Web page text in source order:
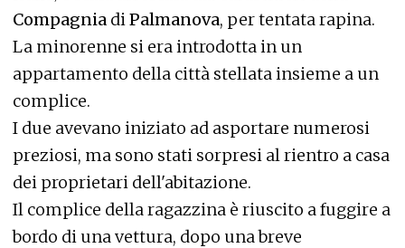
Compagnia diPalmanova, per tentata rapina.
La minorenne si era introdotta in un
appartamento della città stellata insieme a un
complice.
I due avevano iniziato ad asportare numerosi
preziosi, ma sono stati sorpresi al rientro a casa
dei proprietari dell'abitazione.
Il complice della ragazzina è riuscito a fuggire a
bordo di una vettura, dopo una breve